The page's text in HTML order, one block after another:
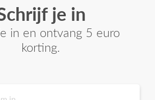
je in
in en ontvang 5 euro
korting.